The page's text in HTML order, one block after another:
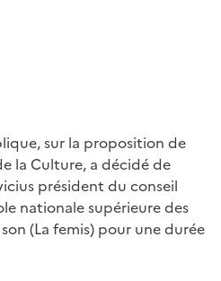
sur la proposition de
la Culture, a décidé de
président du conseil
nationale supérieure des
(La femis) pour une durée